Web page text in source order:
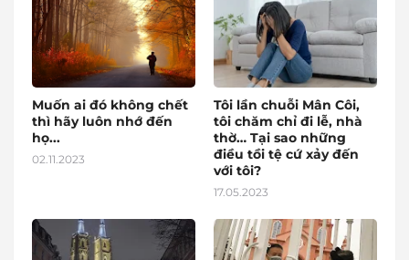
Muốn ai đó không chết
thì hãy luôn nhớ đến
họ...
02.11.2023
Tôi lần chuỗi Mân Côi,
tôi chăm chỉ đi lễ, nhà
thờ… Tại sao những
điều tồi tệ cứ xảy đến
với tôi?
17.05.2023